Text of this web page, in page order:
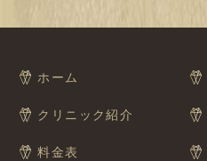
ホーム
クリニック紹介
料金表